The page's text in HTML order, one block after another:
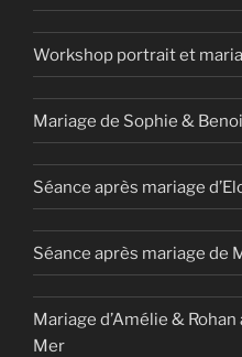
Workshop portrait et
Mariage de Sophie &
Séance après mariage
Séance après mariage de
Mariage d’Amélie &
Mer